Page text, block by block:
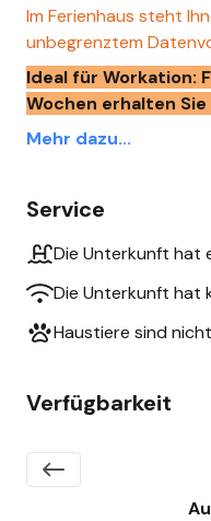
Im Ferienhaus steht
unbegrenztem
Ideal für Workation:
Wochen erhalten
Mehr dazu...
Service
Die Unterkunft hat
Die Unterkunft hat
Haustiere sind
Verfügbarkeit